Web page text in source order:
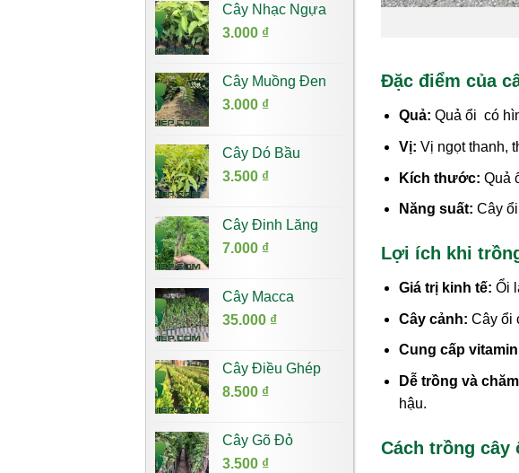
Cây Nhạc Ngựa
3.000 ₫
Cây Muồng Đen
3.000 ₫
Cây Dó Bầu
3.500 ₫
Cây Đinh Lăng
7.000 ₫
Cây Macca
35.000 ₫
Cây Điều Ghép
8.500 ₫
Cây Gõ Đỏ
3.500 ₫
Đặc điểm của
Quả: Quả ổi có
Vị: Vị ngọt thanh,
Kích thước: Quả
Năng suất: Cây
Lợi ích khi
Giá trị kinh tế: Ổi
Cây cảnh: Cây ổi
Cung cấp
Dễ trồng và
hậu.
Cách trồng cây